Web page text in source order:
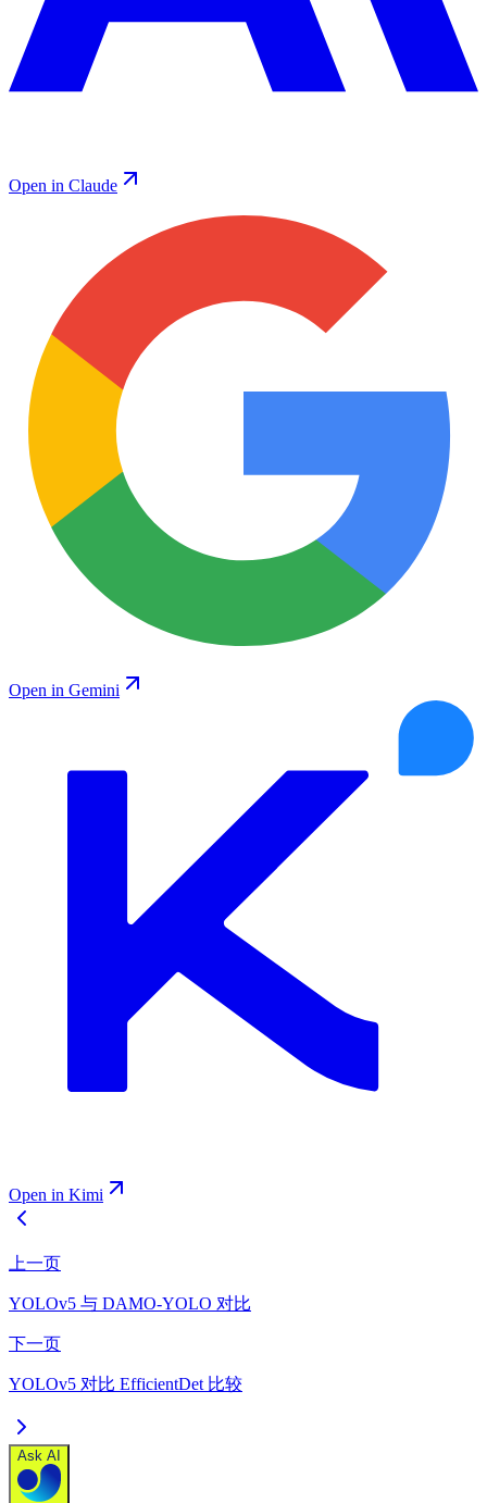
Open in Claude
Open in Gemini
Open in Kimi
上一页
YOLOv5 与 DAMO-YOLO 对比
下一页
YOLOv5 对比 EfficientDet 比较
Ask AI